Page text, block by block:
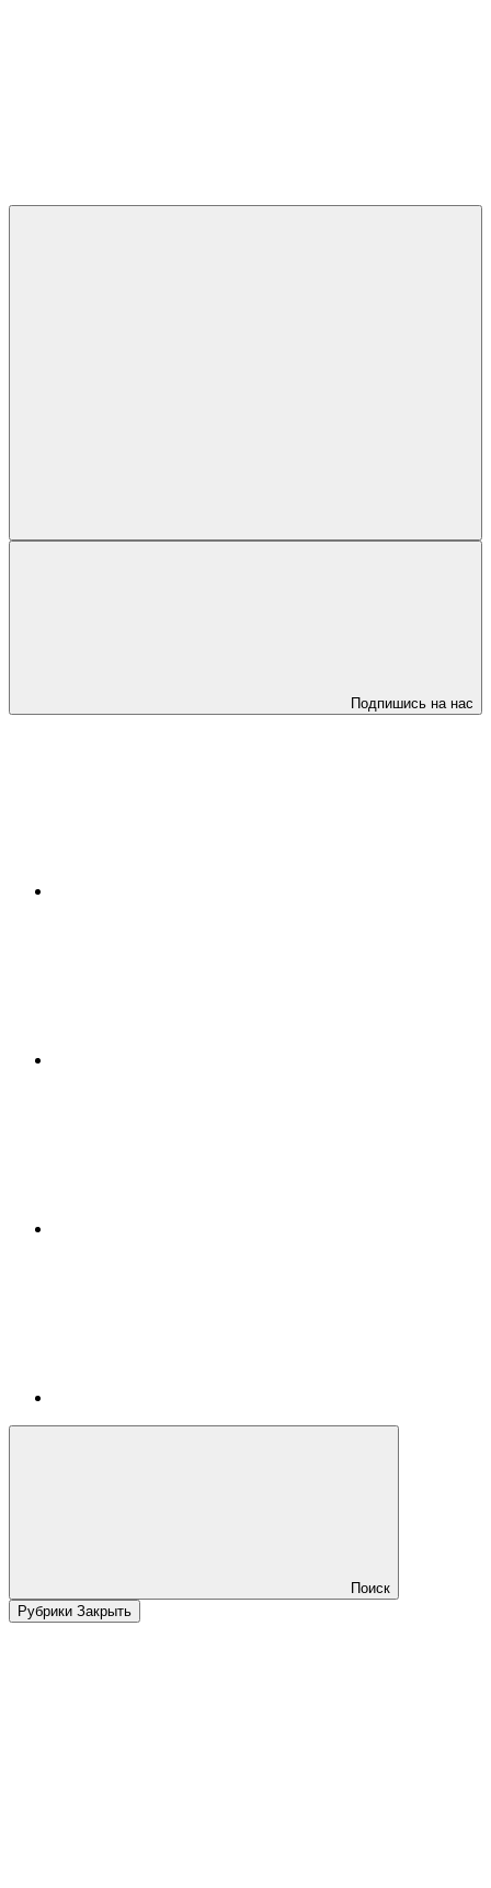
Подпишись на нас
Поиск
Рубрики Закрыть